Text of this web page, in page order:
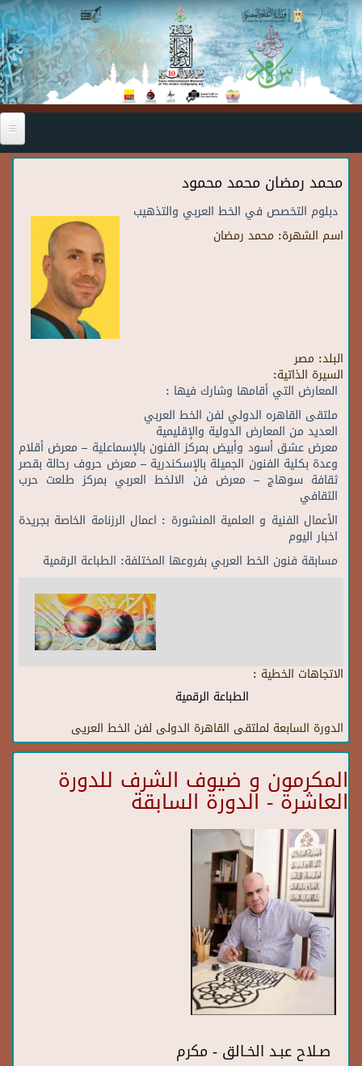
Skip to main content
محمد رمضان محمد محمود
دبلوم التخصص في الخط العربي والتذهيب
اسم الشهرة: محمد رمضان
البلد: مصر
السيرة الذاتية:
المعارض التي أقامها وشارك فيها :
ملتقى القاهره الدولي لفن الخط العربي
العديد من المعارض الدولية والإقليمية
معرض عشق أسود وأبيض بمركز الفنون بالإسماعلية – معرض أقلام
وعدة بكلية الفنون الجميلة بالإسكندرية – معرض حروف رحالة بقصر
ثقافة سوهاج – معرض فن الالخط العربي بمركز طلعت حرب
الثقافي
الأعمال الفنية و العلمية المنشورة : اعمال الرزنامة الخاصة بجريدة
اخبار اليوم
مسابقة فنون الخط العربي بفروعها المختلفة: الطباعة الرقمية
الاتجاهات الخطية :
الطباعة الرقمية
الدورة السابعة لملتقى القاهرة الدولى لفن الخط العريى
المكرمون و ضيوف الشرف للدورة
العاشرة - الدورة السابقة
صـلاح عبـد الخـالق - مكرم